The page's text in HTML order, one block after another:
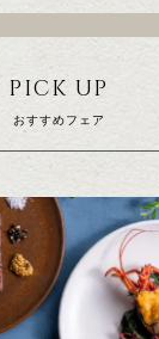
PICK UP
おすすめフェア